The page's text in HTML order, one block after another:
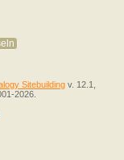
Sitebuilding v. 12.1,
2026.